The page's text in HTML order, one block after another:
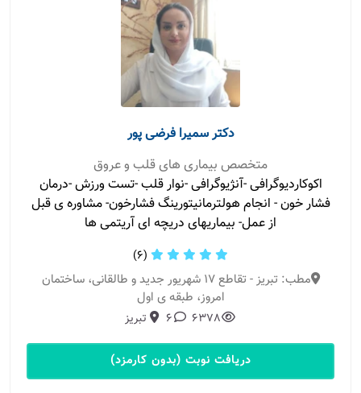
دکتر سمیرا فرضی پور
متخصص بیماری های قلب و عروق
اکوکاردیوگرافی -آنژیوگرافی -نوار قلب -تست ورزش -درمان
فشار خون - انجام هولترمانیتورینگ فشارخون- مشاوره ی قبل
از عمل- بیماریهای دریچه ای آریتمی ها
(6)
مطب: تبریز - تقاطع ۱۷ شهریور جدید و طالقانی، ساختمان
امروز، طبقه ی اول
6378
6 تبریز
دریافت نوبت (بدون کارمزد)